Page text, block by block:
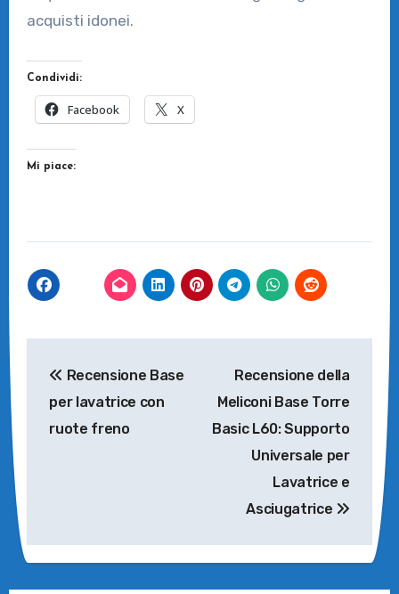
acquisti idonei.
Condividi:
Facebook X
Mi piace:
articoli
Recensione Base
per lavatrice con
ruote freno
Recensione della
Meliconi Base Torre
Basic L60: Supporto
Universale per
Lavatrice e
Asciugatrice